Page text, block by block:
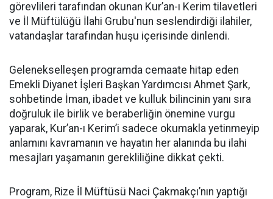
görevlileri tarafından okunan Kur’an-ı Kerim tilavetleri
ve İl Müftülüğü İlahi Grubu'nun seslendirdiği ilahiler,
vatandaşlar tarafından huşu içerisinde dinlendi.
Gelenekselleşen programda cemaate hitap eden
Emekli Diyanet İşleri Başkan Yardımcısı Ahmet Şark,
sohbetinde İman, ibadet ve kulluk bilincinin yanı sıra
doğruluk ile birlik ve beraberliğin önemine vurgu
yaparak, Kur’an-ı Kerim’i sadece okumakla yetinmeyip
anlamını kavramanın ve hayatın her alanında bu ilahi
mesajları yaşamanın gerekliliğine dikkat çekti.
Program, Rize İl Müftüsü Naci Çakmakçı’nın yaptığı